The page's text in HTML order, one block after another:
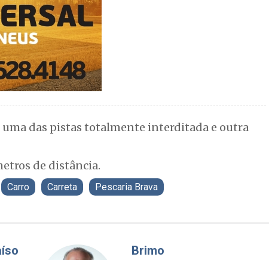
das pistas totalmente interditada e outra
de distância.
Carro Carreta Pescaria Brava
Cláudio Prisco Paraíso